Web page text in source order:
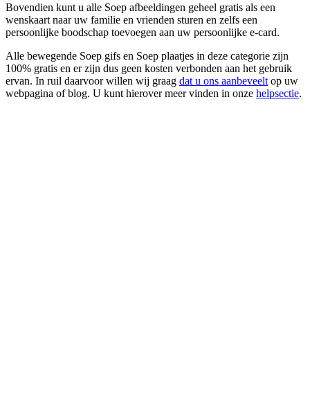
Bovendien kunt u alle Soep afbeeldingen geheel gratis als een
wenskaart naar uw familie en vrienden sturen en zelfs een
persoonlijke boodschap toevoegen aan uw persoonlijke e-card.
Alle bewegende Soep gifs en Soep plaatjes in deze categorie zijn
100% gratis en er zijn dus geen kosten verbonden aan het gebruik
ervan. In ruil daarvoor willen wij graag dat u ons aanbeveelt op uw
webpagina of blog. U kunt hierover meer vinden in onze helpsectie.